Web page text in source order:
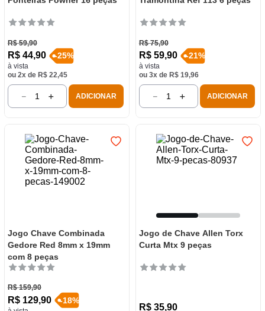
R$ 59,90
R$ 44,90
à vista
-25%
ou 2x de R$ 22,45
＋
－ ADICIONAR
R$ 75,90
R$ 59,90
à vista
-21%
ou 3x de R$ 19,96
＋
－ ADICIONAR
Jogo Chave Combinada
Gedore Red 8mm x 19mm
com 8 peças
R$ 159,90
R$ 129,90 -18%
Jogo de Chave Allen Torx
Curta Mtx 9 peças
R$ 35,90